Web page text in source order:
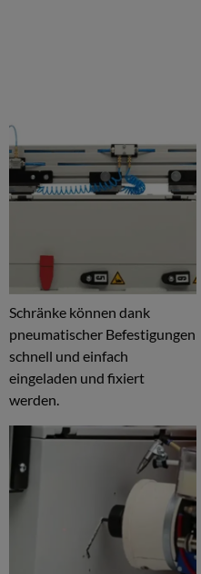
Schränke können dank
pneumatischer Befestigungen
schnell und einfach
eingeladen und fixiert
werden.